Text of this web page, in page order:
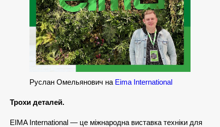
Руслан Омельянович на Eima International
Трохи деталей.
EIMA International — це міжнародна виставка техніки для